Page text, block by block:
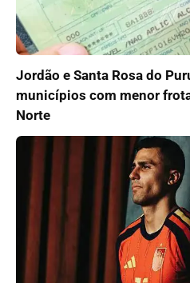
Jordão e Santa Rosa do
municípios com menor
Norte